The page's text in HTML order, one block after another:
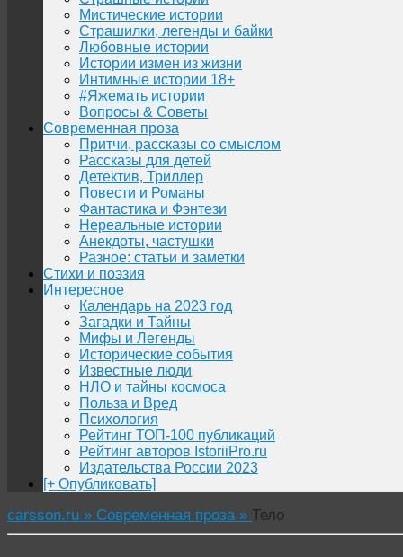
Мистические истории
Страшилки, легенды и байки
Любовные истории
Истории измен из жизни
Интимные истории 18+
#Яжемать истории
Вопросы & Советы
Современная проза
Притчи, рассказы со смыслом
Рассказы для детей
Детектив, Триллер
Повести и Романы
Фантастика и Фэнтези
Нереальные истории
Анекдоты, частушки
Разное: статьи и заметки
Стихи и поэзия
Интересное
Календарь на 2023 год
Загадки и Тайны
Мифы и Легенды
Исторические события
Известные люди
НЛО и тайны космоса
Польза и Вред
Психология
Рейтинг ТОП-100 публикаций
Рейтинг авторов IstoriiPro.ru
Издательства России 2023
[+ Опубликовать]
carsson.ru » Современная проза » Тело